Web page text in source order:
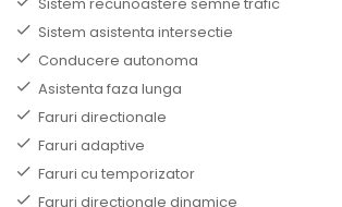
Sistem asistenta intersectie
Conducere autonoma
Asistenta faza lunga
Faruri directionale
Faruri adaptive
Faruri cu temporizator
Faruri directionale dinamice